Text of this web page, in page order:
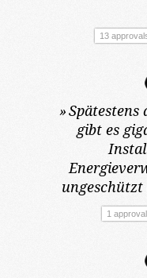
13
»Spätestens
gibt es
1 approval